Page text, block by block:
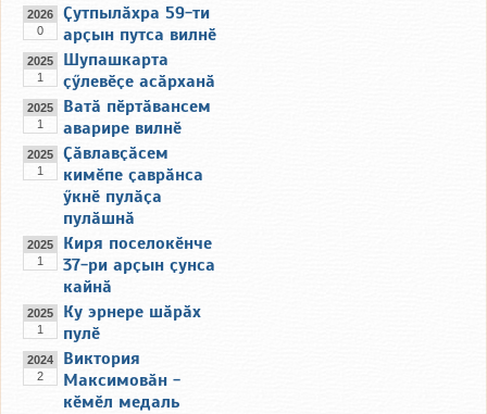
2026
0
Ҫутпылӑхра 59-ти
арҫын путса вилнӗ
2025
1
Шупашкарта
ҫӳлевӗҫе асӑрханӑ
2025
1
Ватӑ пӗртӑвансем
аварире вилнӗ
2025
1
Ҫӑвлавҫӑсем
кимӗпе ҫаврӑнса
ӳкнӗ пулӑҫа
пулӑшнӑ
2025
1
Киря поселокӗнче
37-ри арҫын ҫунса
кайнӑ
2025
1
Ку эрнере шӑрӑх
пулӗ
2024
2
Виктория
Максимовӑн -
кӗмӗл медаль